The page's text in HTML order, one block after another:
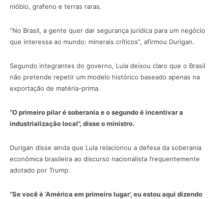
nióbio, grafeno e terras raras.
“No Brasil, a gente quer dar segurança jurídica para um negócio
que interessa ao mundo: minerais críticos”, afirmou Durigan.
Segundo integrantes do governo, Lula deixou claro que o Brasil
não pretende repetir um modelo histórico baseado apenas na
exportação de matéria-prima.
“O primeiro pilar é soberania e o segundo é incentivar a
industrialização local”, disse o ministro.
Durigan disse ainda que Lula relacionou a defesa da soberania
econômica brasileira ao discurso nacionalista frequentemente
adotado por Trump.
“Se você é ‘América em primeiro lugar’, eu estou aqui dizendo